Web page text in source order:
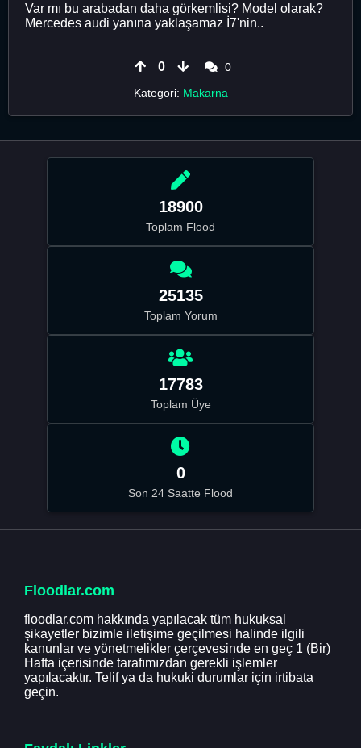
Var mı bu arabadan daha görkemlisi? Model olarak?
Mercedes audi yanına yaklaşamaz İ7'nin..
0
0
Kategori: Makarna
18900
Toplam Flood
25135
Toplam Yorum
17783
Toplam Üye
0
Son 24 Saatte Flood
Floodlar.com
floodlar.com hakkında yapılacak tüm hukuksal
şikayetler bizimle iletişime geçilmesi halinde ilgili
kanunlar ve yönetmelikler çerçevesinde en geç 1 (Bir)
Hafta içerisinde tarafımızdan gerekli işlemler
yapılacaktır. Telif ya da hukuki durumlar için irtibata
geçin.